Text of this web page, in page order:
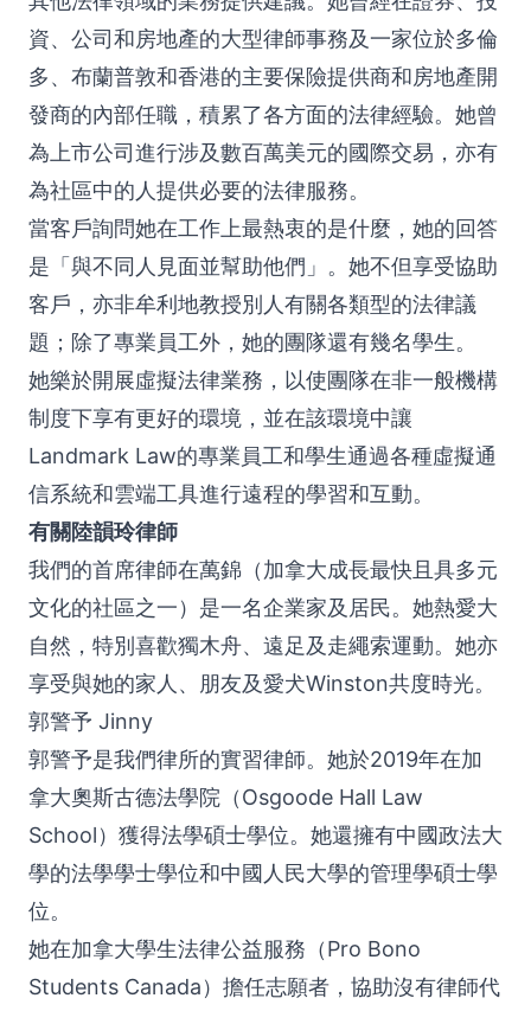
資、公司和房地產的大型律師事務及一家位於多倫
多、布蘭普敦和香港的主要保險提供商和房地產開
發商的內部任職，積累了各方面的法律經驗。她曾
為上市公司進行涉及數百萬美元的國際交易，亦有
為社區中的人提供必要的法律服務。
當客戶詢問她在工作上最熱衷的是什麼，她的回答
是「與不同人見面並幫助他們」。她不但享受協助
客戶，亦非牟利地教授別人有關各類型的法律議
題；除了專業員工外，她的團隊還有幾名學生。
她樂於開展虛擬法律業務，以使團隊在非一般機構
制度下享有更好的環境，並在該環境中讓
Landmark Law的專業員工和學生通過各種虛擬通
信系統和雲端工具進行遠程的學習和互動。
有關陸韻玲律師
我們的首席律師在萬錦（加拿大成長最快且具多元
文化的社區之一）是一名企業家及居民。她熱愛大
自然，特別喜歡獨木舟、遠足及走繩索運動。她亦
享受與她的家人、朋友及愛犬Winston共度時光。
郭警予 Jinny
郭警予是我們律所的實習律師。她於2019年在加
拿大奧斯古德法學院（Osgoode Hall Law
School）獲得法學碩士學位。她還擁有中國政法大
學的法學學士學位和中國人民大學的管理學碩士學
位。
她在加拿大學生法律公益服務（Pro Bono
Students Canada）擔任志願者，協助沒有律師代